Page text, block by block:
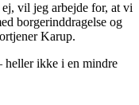
vil jeg arbejde for, at vi
borgerinddragelse og
Karup.
ikke i en mindre